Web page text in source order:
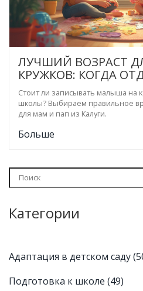
ЛУЧШИЙ ВОЗРАСТ
КРУЖКОВ: КОГДА
Стоит ли записывать малыша на
школы? Выбираем правильное
для мам и пап из Калуги.
Больше
Категории
Адаптация в детском саду
Подготовка к школе (49)